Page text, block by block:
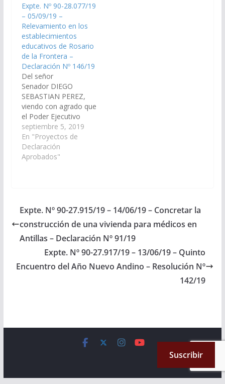
Frontera. (Expte. Nº…
Expte. Nº 90-28.077/19
– 05/09/19 –
Relevamiento en los
establecimientos
educativos de Rosario
de la Frontera –
Declaración Nº 146/19
Del señor
Senador DIEGO
SEBASTIAN PEREZ,
viendo con agrado que
el Poder Ejecutivo
Provincial realice un
relevamiento en los
establecimientos
educativos de Rosario
Plan de Trabajos
Públicos Ejercicio 2020.
(Expte. Nº 90-
28.077/19, a la
Comisión de Obras
Públicas…
septiembre 5, 2019
En "Proyectos de
Declaración
Aprobados"
Expte. Nº 90-27.915/19 – 14/06/19 – Concretar la
construcción de una vivienda para médicos en
Antillas – Declaración Nº 91/19
Expte. Nº 90-27.917/19 – 13/06/19 – Quinto
Encuentro del Año Nuevo Andino – Resolución Nº
142/19
. All rights reserved.
by ThemeGrill. Powered byWordPress.
Suscribir